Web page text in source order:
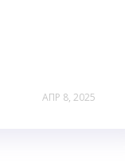
ΑΠΡ 8, 2025